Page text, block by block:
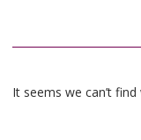
It seems we can’t